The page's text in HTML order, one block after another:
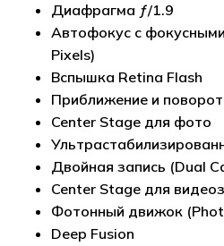
Диафрагма ƒ/1.9
Автофокус с
Pixels)
Вспышка Retina Flash
Приближение и
Center Stage для фото
Двойная запись (Dual
Center Stage для
Фотонный движок
Deep Fusion